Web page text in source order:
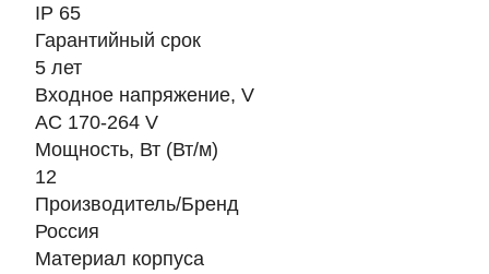
IP 65
Гарантийный срок
5 лет
Входное напряжение, V
AC 170-264 V
Мощность, Вт (Вт/м)
12
Производитель/Бренд
Россия
Материал корпуса